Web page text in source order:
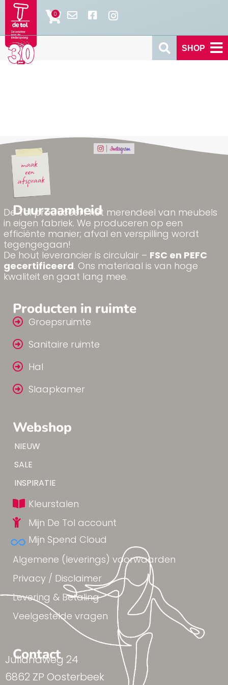
SHOP
Contact
Julianaweg 24
6862 ZP Oosterbeek
Webshop
NIEUW
SALE
INSPIRATIE
Kleurstalen
Mijn De Tol account
Mijn Spend Cloud
Algemene (leverings) voorwaarden
Privacy / Disclaimer
Levering & Betaling
Veelgestelde vragen
Producten in ruimte
Groepsruimte
Sanitaire ruimte
Hal
Slaapkamer
Duurzaamheid
De Tol produceert het merendeel van meubels
in eigen fabriek. We produceren op een
efficiënte manier; afval en verspilling wordt
tegengegaan!
De hout leverancier is circulair – FSC en PEFC
gecertificeerd. Ons materiaal is van hoge
kwaliteit en gaat lang mee.